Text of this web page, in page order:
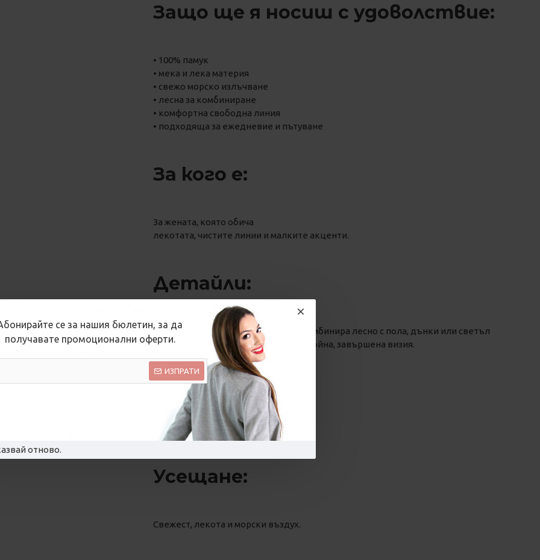
се за нашия бюлетин, за да
получавате промоционални оферти.
ИЗПРАТИ
отново.
Защо ще я носиш с удоволствие:
• 100% памук
• мека и лека материя
• свежо морско излъчване
• лесна за комбиниране
• комфортна свободна линия
• подходяща за ежедневие и пътуване
За кого е:
За жената, която обича
лекотата, чистите линии и малките акценти.
Детайли:
Тази дамска лятна блуза с райе се комбинира лесно с пола, дънки или светъл
панталон и създава усещане за спокойна, завършена визия.
✔ 100% памук
✔ мека и комфортна материя
✔ произведена в България
✔ бутикова серия
Усещане:
Свежест, лекота и морски въздух.